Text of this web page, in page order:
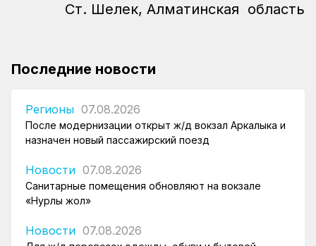
Ст. Шелек, Алматинская область
Последние новости
Регионы 07.08.2026
После модернизации открыт ж/д вокзал Аркалыка и
назначен новый пассажирский поезд
Новости 07.08.2026
Санитарные помещения обновляют на вокзале
«Нурлы жол»
Новости 07.08.2026